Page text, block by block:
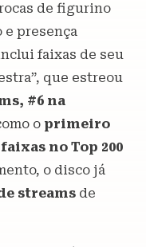
de figurino
e presença
faixas de seu
que estreou
#6 na
o primeiro
no Top 200
o disco já
streams de